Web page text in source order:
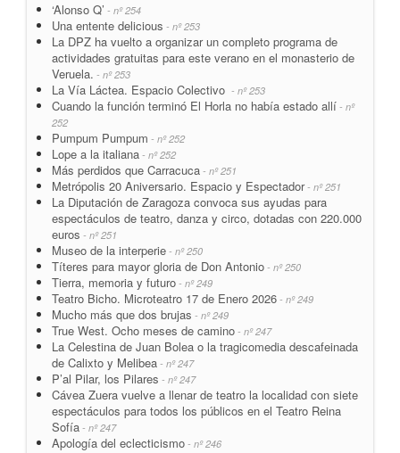
‘Alonso Q’ - nº 254
Una entente delicious - nº 253
La DPZ ha vuelto a organizar un completo programa de
actividades gratuitas para este verano en el monasterio de
Veruela. - nº 253
La Vía Láctea. Espacio Colectivo - nº 253
Cuando la función terminó El Horla no había estado allí - nº
252
Pumpum Pumpum - nº 252
Lope a la italiana - nº 252
Más perdidos que Carracuca - nº 251
Metrópolis 20 Aniversario. Espacio y Espectador- nº 251
La Diputación de Zaragoza convoca sus ayudas para
espectáculos de teatro, danza y circo, dotadas con 220.000
euros - nº 251
Museo de la interperie - nº 250
Títeres para mayor gloria de Don Antonio - nº 250
Tierra, memoria y futuro - nº 249
Teatro Bicho. Microteatro 17 de Enero 2026 - nº 249
Mucho más que dos brujas - nº 249
True West. Ocho meses de camino - nº 247
La Celestina de Juan Bolea o la tragicomedia descafeinada
de Calixto y Melibea - nº 247
P’al Pilar, los Pilares - nº 247
Cávea Zuera vuelve a llenar de teatro la localidad con siete
espectáculos para todos los públicos en el Teatro Reina
Sofía - nº 247
Apología del eclecticismo - nº 246